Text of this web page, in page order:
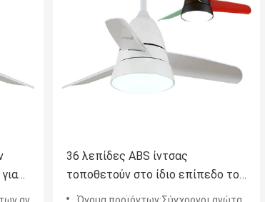
36 λεπίδες ABS ίντσας
τοποθετούν στο ίδιο επίπεδο τον
ανώτατο ανεμιστήρα ελαφρύ